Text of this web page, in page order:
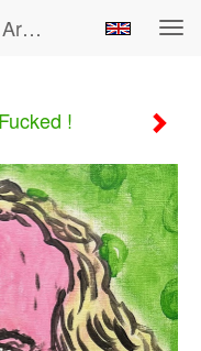
Ramon Jan Vet - Karl Marx We Are Fucked !
!